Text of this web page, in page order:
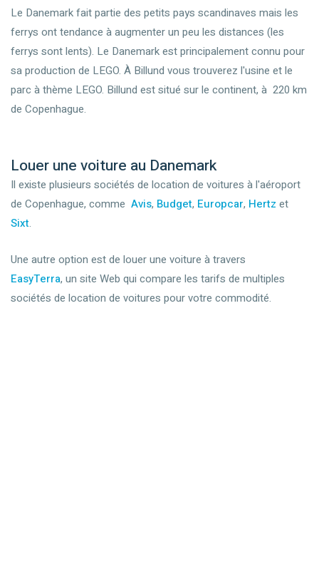
Le Danemark fait partie des petits pays scandinaves mais les
ferrys ont tendance à augmenter un peu les distances (les
ferrys sont lents). Le Danemark est principalement connu pour
sa production de LEGO. À Billund vous trouverez l'usine et le
parc à thème LEGO. Billund est situé sur le continent, à 220 km
de Copenhague.
Louer une voiture au Danemark
Il existe plusieurs sociétés de location de voitures à l'aéroport
de Copenhague, comme Avis, Budget, Europcar, Hertz et
Sixt.
Une autre option est de louer une voiture à travers
EasyTerra, un site Web qui compare les tarifs de multiples
sociétés de location de voitures pour votre commodité.